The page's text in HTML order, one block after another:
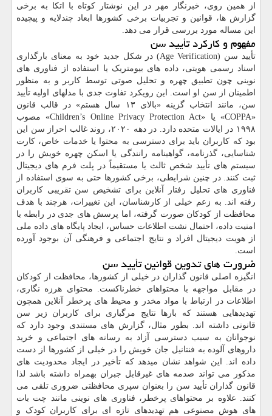
از همین روی، خبرنگار مهر در این نوشتار کوتاه با اتکا به برخی
گزارش ها، قوانین و تجربیات برخی کشورها ابعاد چندلایه و پیچیده
این مساله مورد بررسی قرار می دهد.
مفهوم و کارکرد تأیید سن
تأیید سن (Age Verification) در شکل جدید خود به معنای بارگذاری
اسناد رسمی هویتی، داده های بیومتریک یا استفاده از فناوری های
نوینی چون تطبیق چهره و تحلیل صوتی توسط کاربر و به منظور
اطمینان از سن او است. این رویکرد تفاوت جدی با مدلهای اولیه تأیید
سن، مانند انتخاب گزینه «بالای ۱۳ سال هستم» در قالب قانون
«COPPA» یا «Children’s Online Privacy Protection Act» مصوب
۱۹۹۸ در ایالات متحده دارد. در دهه ۲۰۲۰، روند غالب احراز سن این
بود که کاربران باید برای دسترسی به محتوا یا خدمات خاص، کارت
شناسایی، گذرنامه، گواهینامه رانندگی یا اسکن چهره خویش را در
سیستم های تأیید شخص ثالث یا مستقیماً در پلت فرم های دیجیتال
ثبت کنند. در چنین شرایطی، برخی کشورها حتی به سوی استفاده از
فناوری های تحلیل رفتار آنلاین برای تشخیص سن تقریبی کاربران
رفته اند. به زعم خیلی از کارشناسان، این تغییرات، هرچند با هدف
محافظت از کودکان صورت گرفته، اما پرسش های جدی در رابطه با
امنیت داده، احتمال نشت اطلاعات حساس، ایجاد پایگاه های داده ملی
از هویت دیجیتال افراد و نتایج اجتماعی و فرهنگی آن بوجود آورده
است.
ضرورت های تدوین قوانین تأیید سن
انگیزه اصلی قانون گذاران در خیلی از کشورها، محافظت از کودکان
در مقابل مواجهه با محتواهای خطرناکست. محتوای هرزه نگاری،
اطلاعات در ارتباط با مواد مخدر و محیط های پرخطر آنلاین همچون
تهدیدهایی هستند که بارها نتایج مرگباری برای کاربران زیر سن
قانونی داشته اند. بطور مثال، گزارش های مستندی وجود دارد که
نوجوانان به سبب دسترسی آزاد به رسانه های اجتماعی و خرید
داروهای آلوده به فنتانیل جان خویش را در خیلی از کشورها از دست
داده اند. این شواهد نشان میدهد که تأخیر در ایجاد محدودیت های
مذکور می تواند صدمه های غیرقابل جبران بهمراه داشته باشد لذا
قانون گذاران تأیید سن را بعنوان سپری محافظتی ضروری تلقی می
کنند. علاوه بر محتواهای پرخطر، فناوری های نوینی مانند چت بات
های هوش مصنوعی هم تهدیدهای تازه ای برای کاربران کودک و